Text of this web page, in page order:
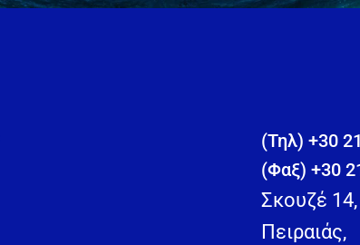
(Τηλ) +30
(Φαξ) +30
Σκουζέ 14,
Πειραιάς,